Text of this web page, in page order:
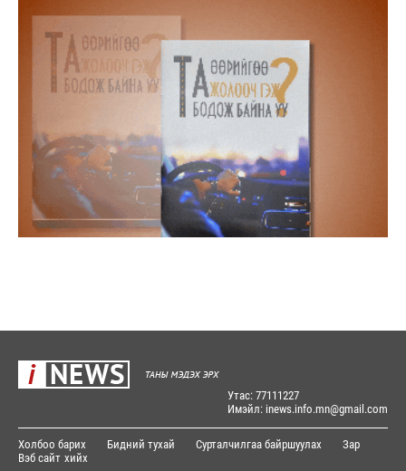
Утас: 77111227
Имэйл: inews.info.mn@gmail.com
Холбоо барих Бидний тухай Сурталчилгаа байршуулах
Зар
Вэб сайт хийх